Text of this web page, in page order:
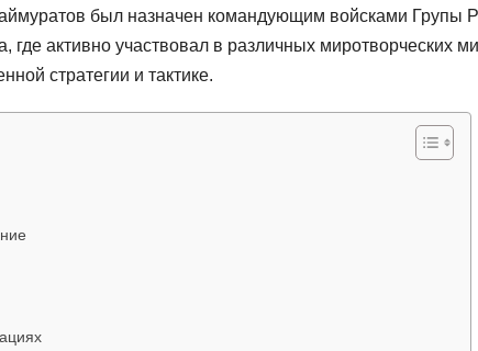
был назначен командующим войсками Групы
где активно участвовал в различных миротворческих
стратегии и тактике.